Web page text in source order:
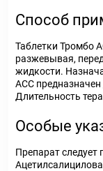
Способ
Таблетки Тромбо
разжевывая,
жидкости.
АСС предназначен
Длительность
Особые
Препарат следует